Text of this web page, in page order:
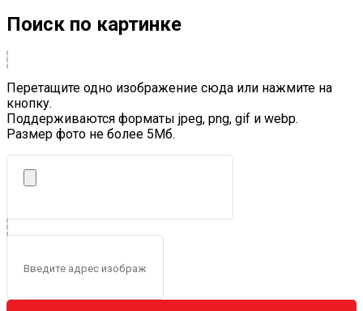
Поиск по картинке
Перетащите одно изображение сюда или нажмите на
кнопку.
Поддерживаются форматы jpeg, png, gif и webp.
Размер фото не более 5Mб.